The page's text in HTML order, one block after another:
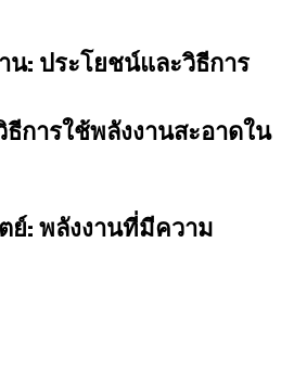
น: ประโยชน์และวิธีการ
การใช้พลังงานสะอาดใน
ย์: พลังงานที่มีความ